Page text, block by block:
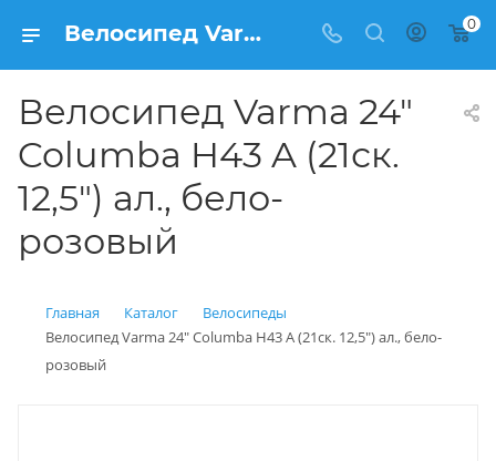
Велосипед Varma 24" Columba H43 A (21ск. 12,5") ал., бело-розовый купить: цена 12 500 рублей в Балашихе | Интернет магазин Вело150 0
Велосипед Varma 24"
Columba H43 A (21ск.
12,5") ал., бело-
розовый
Главная Каталог
Велосипеды
Велосипед Varma 24" Columba H43 A (21ск. 12,5") ал., бело-
розовый